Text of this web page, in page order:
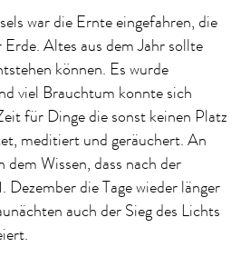
war die Ernte eingefahren, die
Altes aus dem Jahr sollte
können. Es wurde
viel Brauchtum konnte sich
für Dinge die sonst keinen Platz
meditiert und geräuchert. An
dem Wissen, dass nach der
Dezember die Tage wieder länger
auch der Sieg des Lichts